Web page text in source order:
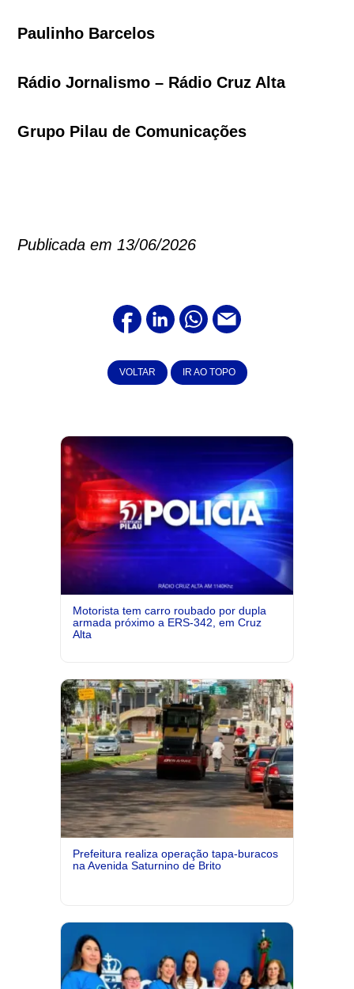
Paulinho Barcelos
Rádio Jornalismo – Rádio Cruz Alta
Grupo Pilau de Comunicações
Publicada em 13/06/2026
VOLTAR IR AO TOPO
Motorista tem carro roubado por dupla
armada próximo a ERS-342, em Cruz
Alta
Prefeitura realiza operação tapa-buracos
na Avenida Saturnino de Brito